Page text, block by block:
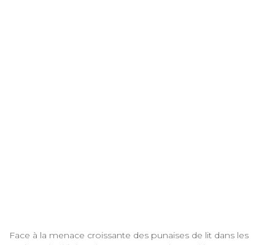
Face à la menace croissante des punaises de lit dans les